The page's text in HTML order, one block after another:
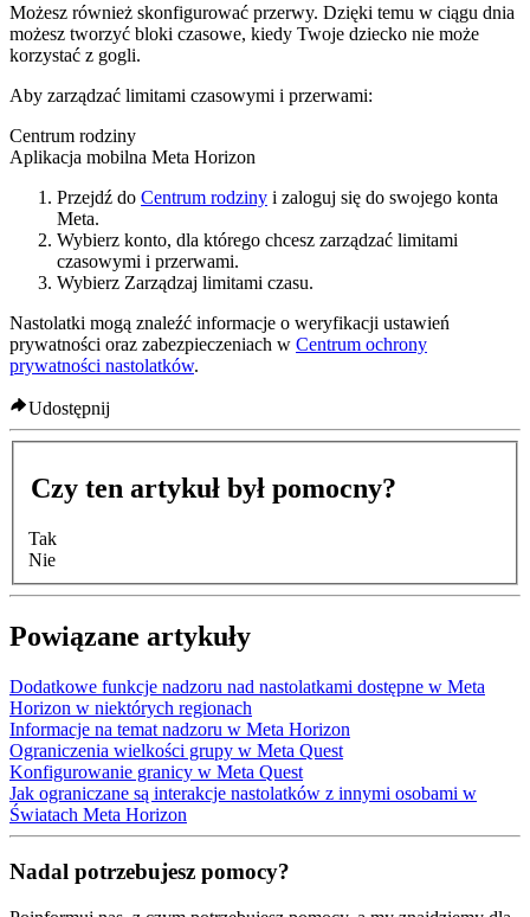
Możesz również skonfigurować przerwy. Dzięki temu w ciągu dnia
możesz tworzyć bloki czasowe, kiedy Twoje dziecko nie może
korzystać z gogli.
Aby zarządzać limitami czasowymi i przerwami:
Centrum rodziny
Aplikacja mobilna Meta Horizon
Przejdź do Centrum rodziny i zaloguj się do swojego konta
Meta.
Wybierz konto, dla którego chcesz zarządzać limitami
czasowymi i przerwami.
Wybierz Zarządzaj limitami czasu.
Nastolatki mogą znaleźć informacje o weryfikacji ustawień
prywatności oraz zabezpieczeniach w Centrum ochrony
prywatności nastolatków.
Udostępnij
Czy ten artykuł był pomocny?
Tak
Nie
Powiązane artykuły
Dodatkowe funkcje nadzoru nad nastolatkami dostępne w Meta
Horizon w niektórych regionach
Informacje na temat nadzoru w Meta Horizon
Ograniczenia wielkości grupy w Meta Quest
Konfigurowanie granicy w Meta Quest
Jak ograniczane są interakcje nastolatków z innymi osobami w
Światach Meta Horizon
Nadal potrzebujesz pomocy?